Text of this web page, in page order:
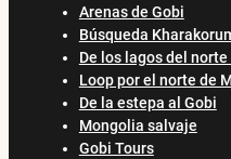
Arenas de Gobi
Búsqueda
De los lagos del
Loop por el norte de
De la estepa al Gobi
Mongolia salvaje
Gobi Tours